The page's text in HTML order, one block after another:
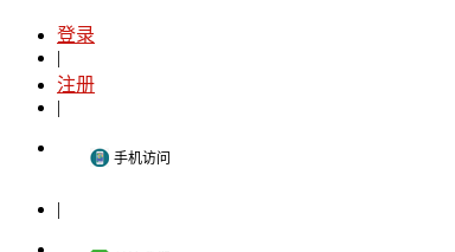
登录
|
注册
|
手机访问
|